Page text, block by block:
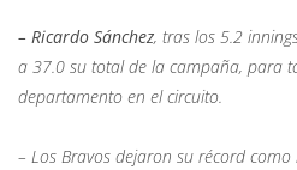
– Ricardo Sánchez, tras los 5.2
a 37.0 su total de la campaña, para
departamento en el circuito.
– Los Bravos dejaron su récord